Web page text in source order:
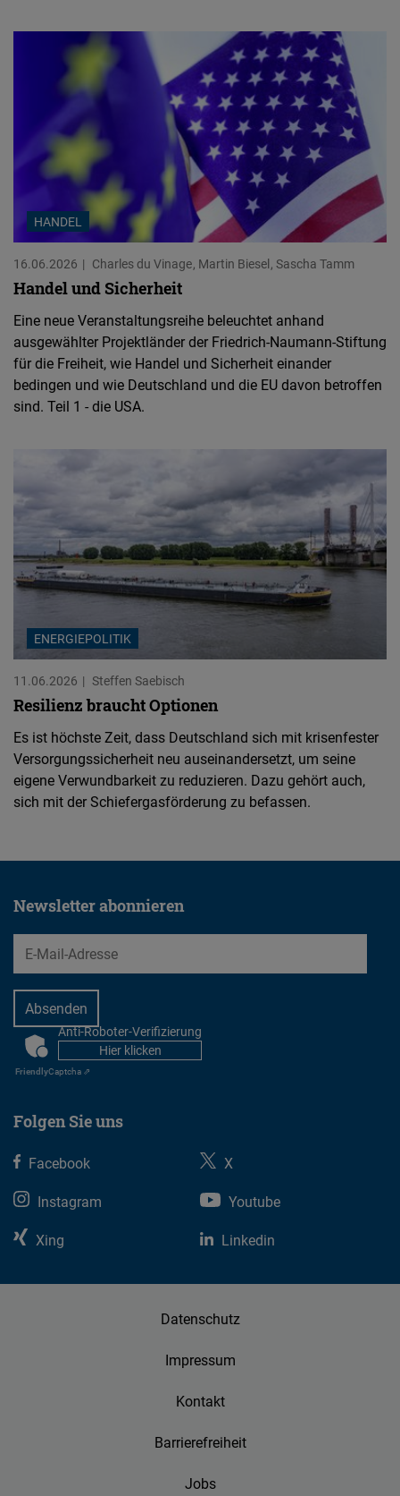
HANDEL
16.06.2026 Charles du Vinage Martin Biesel Sascha Tamm
Handel und Sicherheit
Eine neue Veranstaltungsreihe beleuchtet anhand
ausgewählter Projektländer der Friedrich-Naumann-Stiftung
für die Freiheit, wie Handel und Sicherheit einander
bedingen und wie Deutschland und die EU davon betroffen
sind. Teil 1 - die USA.
ENERGIEPOLITIK
11.06.2026 Steffen Saebisch
Resilienz braucht Optionen
Es ist höchste Zeit, dass Deutschland sich mit krisenfester
Versorgungssicherheit neu auseinandersetzt, um seine
eigene Verwundbarkeit zu reduzieren. Dazu gehört auch,
sich mit der Schiefergasförderung zu befassen.
Newsletter abonnieren
EMail
CAPTCHAAnti-Roboter-Verifizierung
Hier klicken
FriendlyCaptcha ⇗
Folgen Sie uns
Facebook
X
Instagram
Youtube
Xing
Linkedin
Datenschutz
Impressum
Kontakt
Barrierefreiheit
Jobs